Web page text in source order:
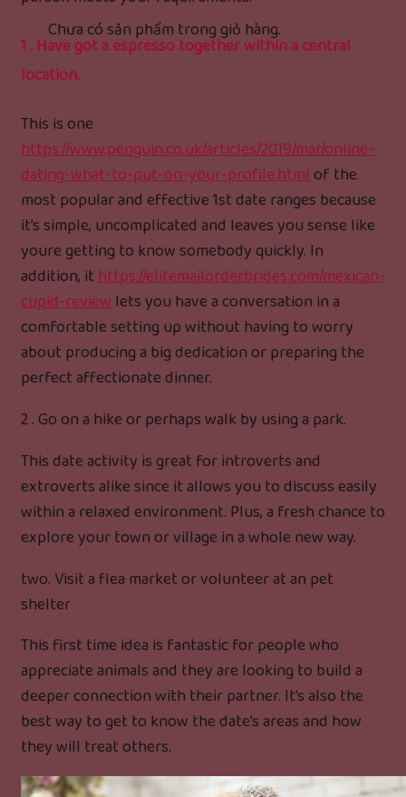
Chưa có sản phẩm trong giỏ hàng.
1 . Have got a espresso together within a central
location.
This is one
https://www.penguin.co.uk/articles/2019/mar/online-
dating-what-to-put-on-your-profile.htmlof the
most popular and effective 1st date ranges because
it’s simple, uncomplicated and leaves you sense like
youre getting to know somebody quickly. In
addition, ithttps://elitemailorderbrides.com/mexican-
cupid-reviewlets you have a conversation in a
comfortable setting up without having to worry
about producing a big dedication or preparing the
perfect affectionate dinner.
2 . Go on a hike or perhaps walk by using a park.
This date activity is great for introverts and
extroverts alike since it allows you to discuss easily
within a relaxed environment. Plus, a fresh chance to
explore your town or village in a whole new way.
two. Visit a flea market or volunteer at an pet
shelter
This first time idea is fantastic for people who
appreciate animals and they are looking to build a
deeper connection with their partner. It’s also the
best way to get to know the date’s areas and how
they will treat others.